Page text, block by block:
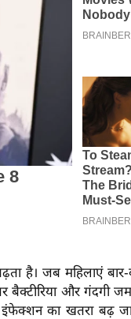
है। जब महिलाएं
और गंदगी
का खतरा बढ़